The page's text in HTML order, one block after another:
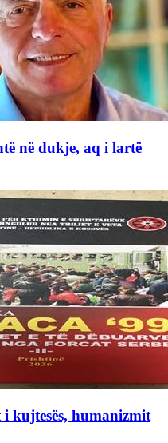
në dukje, aq i lartë
kujtesës, humanizmit